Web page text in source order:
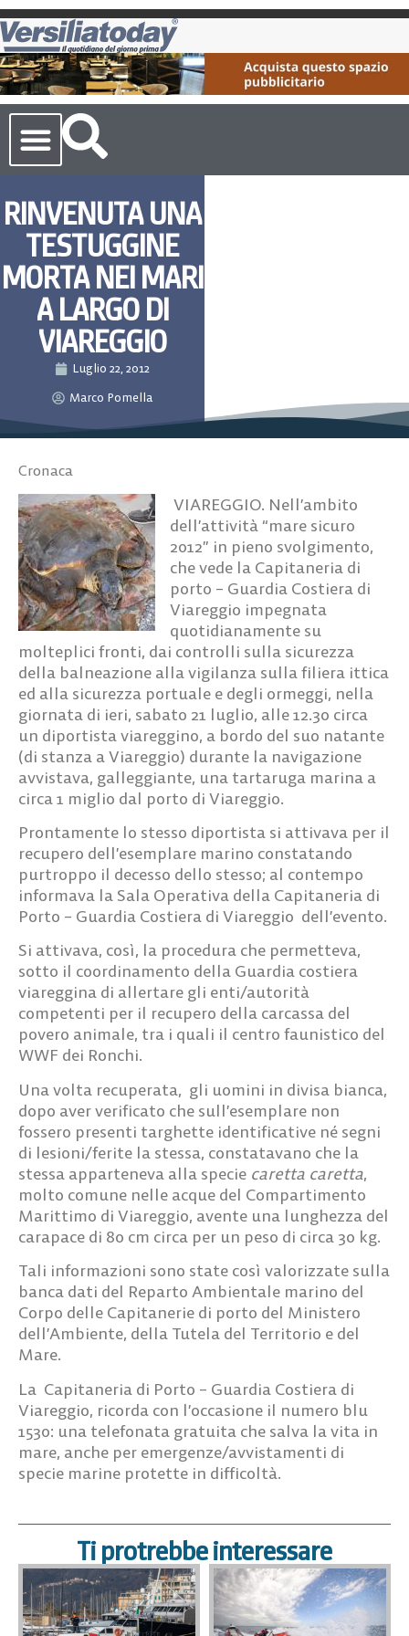
RINVENUTA UNA
TESTUGGINE
MORTA NEI MARI
A LARGO DI
VIAREGGIO
Luglio 22, 2012
Marco Pomella
Cronaca
VIAREGGIO. Nell’ambito
dell’attività “mare sicuro
2012” in pieno svolgimento,
che vede la Capitaneria di
porto – Guardia Costiera di
Viareggio impegnata
quotidianamente su
molteplici fronti, dai controlli sulla sicurezza
della balneazione alla vigilanza sulla filiera ittica
ed alla sicurezza portuale e degli ormeggi, nella
giornata di ieri, sabato 21 luglio, alle 12.30 circa
un diportista viareggino, a bordo del suo natante
(di stanza a Viareggio) durante la navigazione
avvistava, galleggiante, una tartaruga marina a
circa 1 miglio dal porto di Viareggio.
Prontamente lo stesso diportista si attivava per il
recupero dell’esemplare marino constatando
purtroppo il decesso dello stesso; al contempo
informava la Sala Operativa della Capitaneria di
Porto – Guardia Costiera di Viareggio dell’evento.
Si attivava, così, la procedura che permetteva,
sotto il coordinamento della Guardia costiera
viareggina di allertare gli enti/autorità
competenti per il recupero della carcassa del
povero animale, tra i quali il centro faunistico del
WWF dei Ronchi.
Una volta recuperata, gli uomini in divisa bianca,
dopo aver verificato che sull’esemplare non
fossero presenti targhette identificative né segni
di lesioni/ferite la stessa, constatavano che la
stessa apparteneva alla specie caretta caretta,
molto comune nelle acque del Compartimento
Marittimo di Viareggio, avente una lunghezza del
carapace di 80 cm circa per un peso di circa 30 kg.
Tali informazioni sono state così valorizzate sulla
banca dati del Reparto Ambientale marino del
Corpo delle Capitanerie di porto del Ministero
dell’Ambiente, della Tutela del Territorio e del
Mare.
La Capitaneria di Porto – Guardia Costiera di
Viareggio, ricorda con l’occasione il numero blu
1530: una telefonata gratuita che salva la vita in
mare, anche per emergenze/avvistamenti di
specie marine protette in difficoltà.
Ti protrebbe interessare